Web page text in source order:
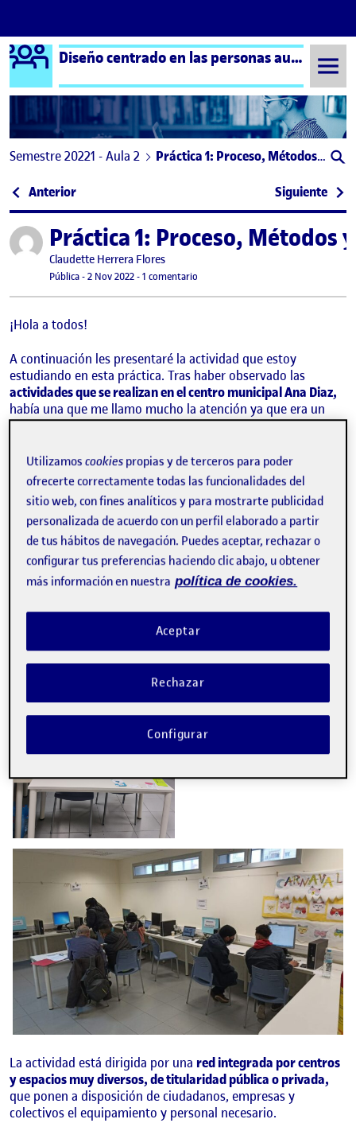
Saltar al contenido
Logo Ágora Diseño centrado en las personas aula 2
Semestre 20221 - Aula 2 Práctica 1: Proceso, Métodos y Espacio Personal
Navegación de entradas
Anterior: Práctica 1: Proceso, Métodos y Espacio Personal
Siguiente:
Publicado porPráctica 1: Proceso, Métodos
Publicado por
Claudette Herrera Flores
Visibilidad:
Pública-Fecha de publicación
2 Nov 2022-1 comentario
¡Hola a todos!
A continuación les presentaré la actividad que estoy
estudiando en esta práctica. Tras haber observado las
actividades que se realizan en el centro municipal Ana Diaz,
había una que me llamo mucho la atención ya que era un
espacio fijo el que destinan solo para realizar esta actividad,
según las necesidades de la actividad que se va a realizar.
La actividad se llama
Punto TIC
es un espacio dotado de
equipamiento informático y ayuda personalizada orientado
a las personas donde realizan acciones para su capacitación
tecnológica.y dentro de este servicio hay una actividad que
observo que me gusto y es en lo que me quiero enfocar se
trata de unasesoramiento personalizadoque ofrecen a los
usuarios para ayudarles con sus tramites online.
La actividad está dirigida por una red integrada por centros
y espacios muy diversos, de titularidad pública o privada,
que ponen a disposición de ciudadanos, empresas y
colectivos el equipamiento y personal necesario.
Utilizamoscookies propias y de terceros para poder
ofrecerte correctamente todas las funcionalidades del
sitio web, con fines analíticos y para mostrarte publicidad
personalizada de acuerdo con un perfil elaborado a partir
de tus hábitos de navegación. Puedes aceptar, rechazar o
configurar tus preferencias haciendo clic abajo, u obtener
más información en nuestra política de cookies.
Rechazar
Aceptar
Configurar